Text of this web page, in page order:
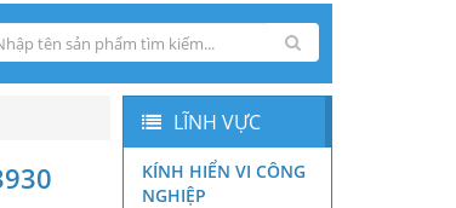
LĨNH VỰC
KÍNH HIỂN VI CÔNG
NGHIỆP